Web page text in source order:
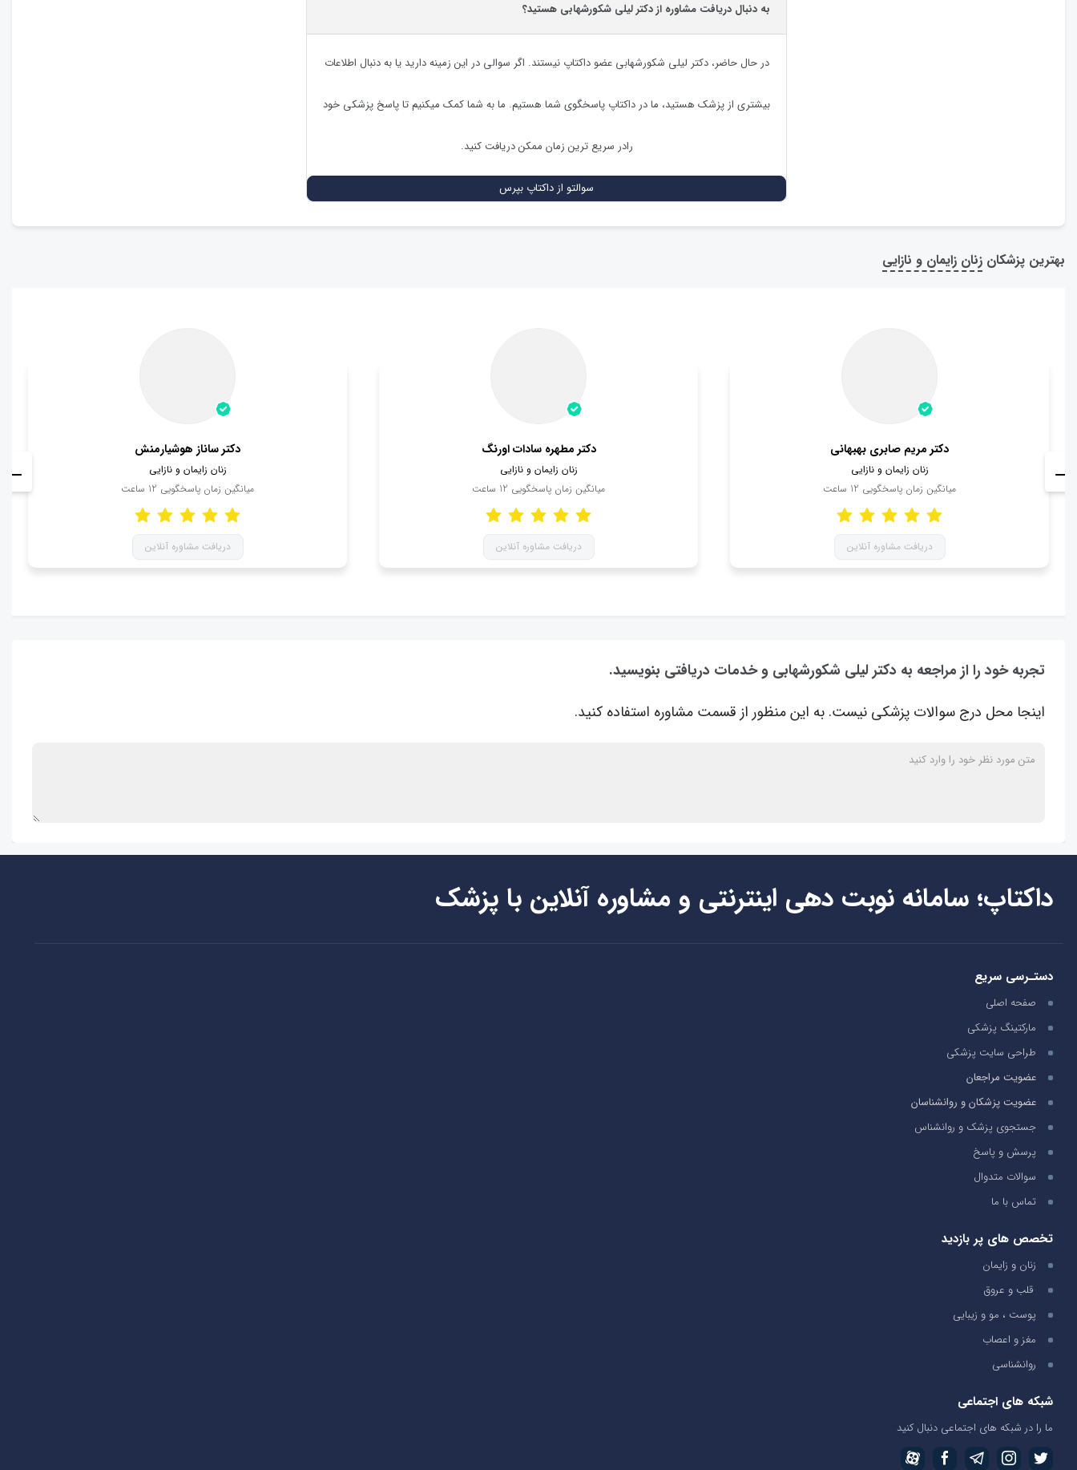
به دنبال دریافت مشاوره از دکتر لیلی شکورشهابی هستید؟
در حال حاضر،دکتر لیلی شکورشهابی عضو داکتاپ نیستند. اگر سوالی در این زمینه دارید یا به دنبال اطلاعات
بیشتری از پزشک هستید، ما در داکتاپ پاسخگوی شما هستیم. ما به شما کمک میکنیم تا پاسخ پزشکی خود
رادر سریع ترین زمان ممکن دریافت کنید.
سوالتو از داکتاپ بپرس
بهترین پزشکان زنان زایمان و نازایی
دکتر ساناز هوشیارمنش
زنان زایمان و نازایی
میانگین زمان پاسخگویی 12 ساعت
دریافت مشاوره آنلاین
دکتر مطهره سادات اورنگ
زنان زایمان و نازایی
میانگین زمان پاسخگویی 12 ساعت
دریافت مشاوره آنلاین
دکتر مریم صابری بهبهانی
زنان زایمان و نازایی
میانگین زمان پاسخگویی 12 ساعت
دریافت مشاوره آنلاین
تجربه خود را از مراجعه به دکتر لیلی شکورشهابی و خدمات دریافتی بنویسید.
اینجا محل درج سوالات پزشکی نیست. به این منظور از قسمت مشاوره استفاده کنید.
داکتاپ؛ سامانه نوبت دهی اینترنتی و مشاوره آنلاین با پزشک
دستـرسی سریع
صفحه اصلی
مارکتینگ پزشکی
طراحی سایت پزشکی
عضویت مراجعان
عضویت پزشکان و روانشناسان
جستجوی پزشک و روانشناس
پرسش و پاسخ
سوالات متدوال
تماس با ما
تخصص های پر بازدید
زنان و زایمان
قلب و عروق
پوست ، مو و زیبایی
مغز و اعصاب
روانشناسی
شبکه های اجتماعی
ما را در شبکه های اجتماعی دنبال کنید